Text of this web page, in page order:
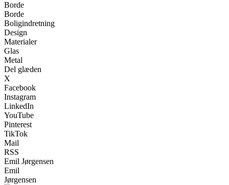
Borde
Borde
Boligindretning
Design
Materialer
Glas
Metal
Del glæden
X
Facebook
Instagram
LinkedIn
YouTube
Pinterest
TikTok
Mail
RSS
Emil Jørgensen
Emil
Jørgensen